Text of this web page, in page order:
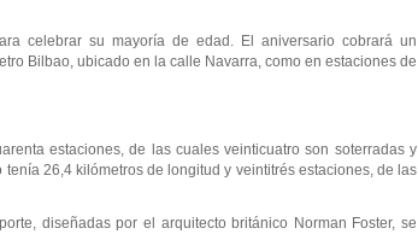
celebrar su mayoría de edad. El aniversario cobrará un
Bilbao, ubicado en la calle Navarra, como en estaciones de
estaciones, de las cuales veinticuatro son soterradas y
26,4 kilómetros de longitud y veintitrés estaciones, de las
diseñadas por el arquitecto británico Norman Foster, se